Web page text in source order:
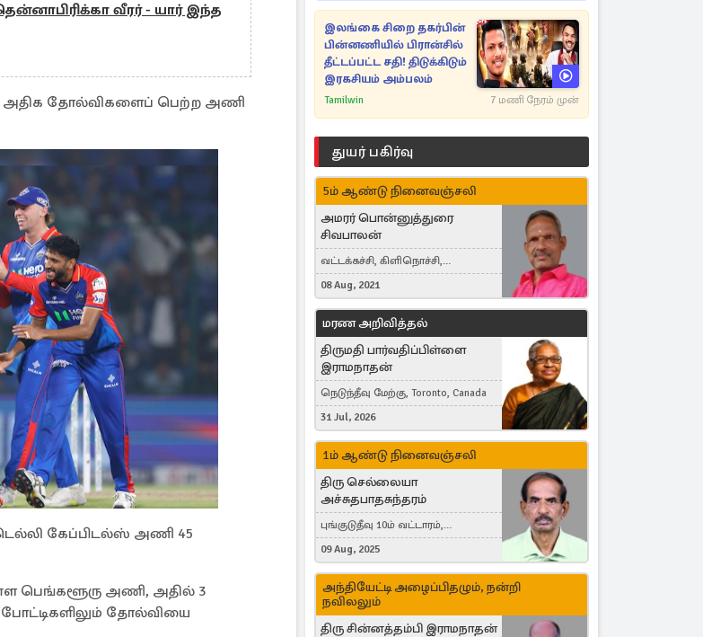
வீரர் - யார் இந்த
அதிக தோல்விகளைப் பெற்ற அணி
கேப்பிடல்ஸ் அணி 45
பெங்களூரு அணி, அதில் 3
தோல்வியை
இலங்கை சிறை தகர்பின்
பின்னணியில் பிரான்சில்
தீட்டப்பட்ட சதி! திடுக்கிடும்
இரகசியம் அம்பலம்
Tamilwin 7 மணி நேரம் முன்
துயர் பகிர்வு
5ம் ஆண்டு நினைவஞ்சலி
அமரர் பொன்னுத்துரை
சிவபாலன்
வட்டக்கச்சி, கிளிநொச்சி,
வட்டக்கச்சி இராமநாதபுரம்
08 Aug, 2021
மரண அறிவித்தல்
திருமதி பார்வதிப்பிள்ளை
இராமநாதன்
நெடுந்தீவு மேற்கு, Toronto, Canada
31 Jul, 2026
1ம் ஆண்டு நினைவஞ்சலி
திரு செல்லையா
அச்சுதபாதசுந்தரம்
புங்குடுதீவு 10ம் வட்டாரம்,
கொள்ளுப்பிட்டி
09 Aug, 2025
அந்தியேட்டி அழைப்பிதழும், நன்றி
நவிலலும்
திரு சின்னத்தம்பி இராமநாதன்